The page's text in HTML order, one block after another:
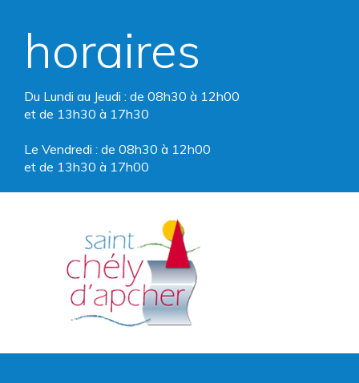
horaires
Du Lundi au Jeudi : de 08h30 à 12h00
et de 13h30 à 17h30
Le Vendredi : de 08h30 à 12h00
et de 13h30 à 17h00